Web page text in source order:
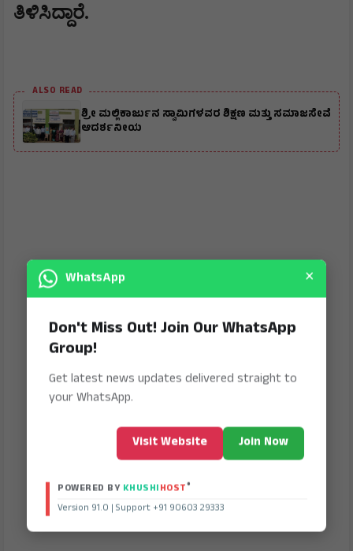
ತಿಳಿಸಿದ್ದಾರೆ.
ALSO READ
ಶ್ರೀ ಮಲ್ಲಿಕಾರ್ಜುನ ಸ್ವಾಮಿಗಳವರ ಶಿಕ್ಷಣ ಮತ್ತು ಸಮಾಜಸೇವೆ
ಆದರ್ಶನೀಯ
WhatsApp ×
Don't Miss Out! Join Our WhatsApp
Group!
Get latest news updates delivered straight to
your WhatsApp.
Visit Website Join Now
POWERED BY KHUSHIHOST®
Version 91.0 | Support +91 90603 29333